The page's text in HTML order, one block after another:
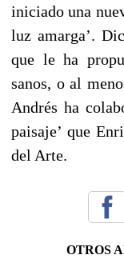
iniciado una
luz amarga’.
que le ha
sanos, o al
Andrés ha
paisaje’ que
del Arte.
OTROS